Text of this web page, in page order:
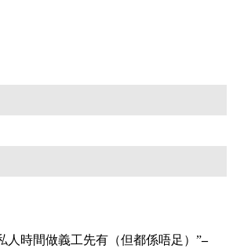
人時間做義工先有（但都係唔足）”–